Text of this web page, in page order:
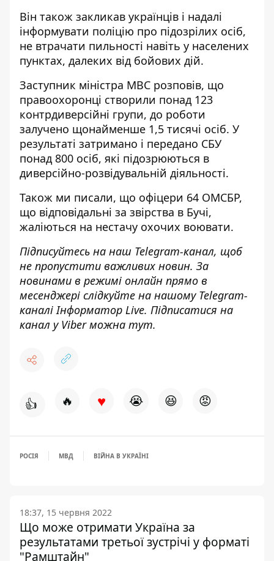
Він також закликав українців і надалі
інформувати поліцію про підозрілих осіб,
не втрачати пильності навіть у населених
пунктах, далеких від бойових дій.
Заступник міністра МВС розповів, що
правоохоронці створили понад 123
контрдиверсійні групи, до роботи
залучено щонайменше 1,5 тисячі осіб. У
результаті затримано і передано СБУ
понад 800 осіб, які підозрюються в
диверсійно-розвідувальній діяльності.
Також ми писали, що офіцери 64 ОМСБР,
що відповідальні за звірства в Бучі,
жаліються на нестачу охочих воювати.
Підписуйтесь на наш Telegram-канал, щоб
не пропустити важливих новин. За
новинами в режимі онлайн прямо в
месенджері слідкуйте на нашому Telegram-
каналіІнформатор Live. Підписатися на
канал у Viber можна тут.
👍 🔥 ♥ 😭 😆 😡
РОСІЯ МВД ВІЙНА В УКРАЇНІ
18:37, 15 червня 2022
Що може отримати Україна за
результатами третьої зустрічі у форматі
"Рамштайн"